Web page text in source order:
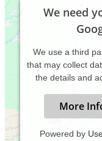
We need
We use a third
that may collect
the details and
More
Powered by